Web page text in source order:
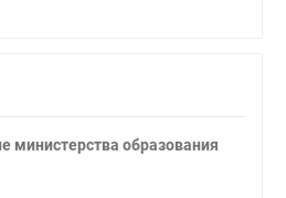
министерства образования